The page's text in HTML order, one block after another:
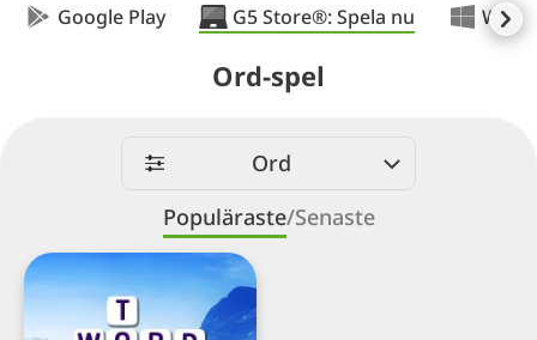
Google Play G5 Store®: Spela nu
Ord-spel
Ord
Populäraste/Senaste
Wordplay:
Exercise
your